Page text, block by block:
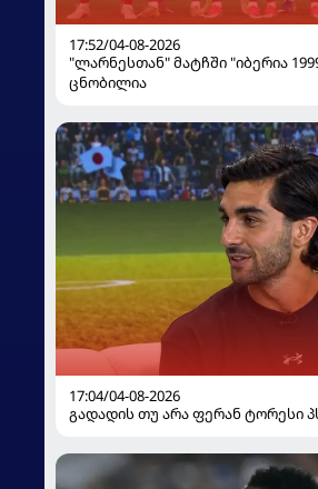
17:52/04-08-2026
"ლარნესთან" მატჩში "იბერია
ცნობილია
17:04/04-08-2026
გადადის თუ არა ფერან ტორესი